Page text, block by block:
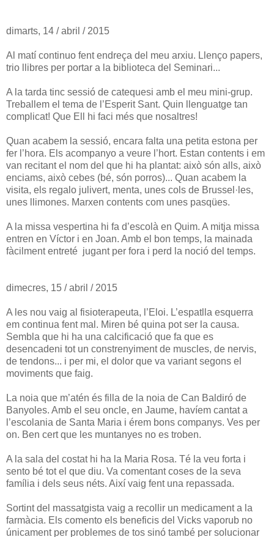
dimarts, 14 / abril / 2015
Al matí continuo fent endreça del meu arxiu. Llenço papers,
trio llibres per portar a la biblioteca del Seminari...
A la tarda tinc sessió de catequesi amb el meu mini-grup.
Treballem el tema de l’Esperit Sant. Quin llenguatge tan
complicat! Que Ell hi faci més que nosaltres!
Quan acabem la sessió, encara falta una petita estona per
fer l’hora. Els acompanyo a veure l’hort. Estan contents i em
van recitant el nom del que hi ha plantat: això són alls, això
enciams, això cebes (bé, són porros)... Quan acabem la
visita, els regalo julivert, menta, unes cols de Brussel·les,
unes llimones. Marxen contents com unes pasqües.
A la missa vespertina hi fa d’escolà en Quim. A mitja missa
entren en Víctor i en Joan. Amb el bon temps, la mainada
fàcilment entreté jugant per fora i perd la noció del temps.
dimecres, 15 / abril / 2015
A les nou vaig al fisioterapeuta, l’Eloi. L’espatlla esquerra
em continua fent mal. Miren bé quina pot ser la causa.
Sembla que hi ha una calcificació que fa que es
desencadeni tot un constrenyiment de muscles, de nervis,
de tendons... i per mi, el dolor que va variant segons el
moviments que faig.
La noia que m’atén és filla de la noia de Can Baldiró de
Banyoles. Amb el seu oncle, en Jaume, havíem cantat a
l’escolania de Santa Maria i érem bons companys. Ves per
on. Ben cert que les muntanyes no es troben.
A la sala del costat hi ha la Maria Rosa. Té la veu forta i
sento bé tot el que diu. Va comentant coses de la seva
família i dels seus néts. Així vaig fent una repassada.
Sortint del massatgista vaig a recollir un medicament a la
farmàcia. Els comento els beneficis del Vicks vaporub no
únicament per problemes de tos sinó també per solucionar